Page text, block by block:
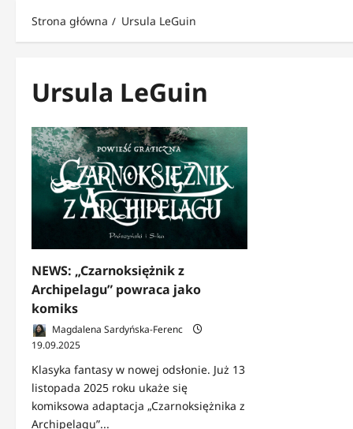
Strona główna Ursula LeGuin
Ursula LeGuin
NEWS: „Czarnoksiężnik z
Archipelagu” powraca jako
komiks
Magdalena Sardyńska-Ferenc
19.09.2025
Klasyka fantasy w nowej odsłonie. Już 13
listopada 2025 roku ukaże się
komiksowa adaptacja „Czarnoksiężnika z
Archipelagu”...